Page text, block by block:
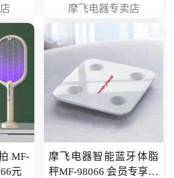
摩飞电器专卖店
MF-
元
摩飞电器智能蓝牙体脂
秤MF-98066 会员专享价